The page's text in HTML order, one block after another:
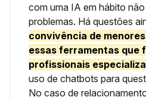
com uma IA em hábito
problemas. Há questões
convivência de
essas ferramentas que
profissionais
uso de chatbots para
No caso de